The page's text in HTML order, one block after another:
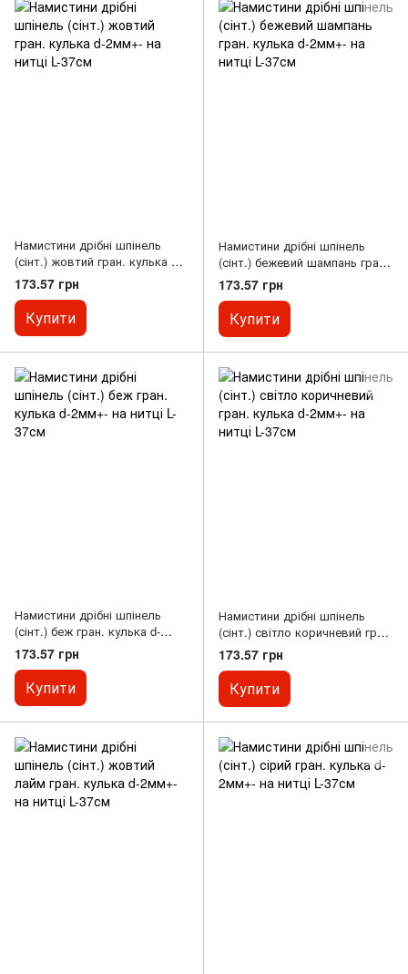
Намистини дрібні шпінель
(сінт.) жовтий гран. кулька d-
2мм+- на нитці L-37см
173.57 грн
Купити
Намистини дрібні шпінель
(сінт.) бежевий шампань гран.
кулька d-2мм+- на нитці L-37см
173.57 грн
Купити
Намистини дрібні шпінель
(сінт.) беж гран. кулька d-
2мм+- на нитці L-37см
173.57 грн
Купити
Намистини дрібні шпінель
(сінт.) світло коричневий гран.
кулька d-2мм+- на нитці L-37см
173.57 грн
Купити